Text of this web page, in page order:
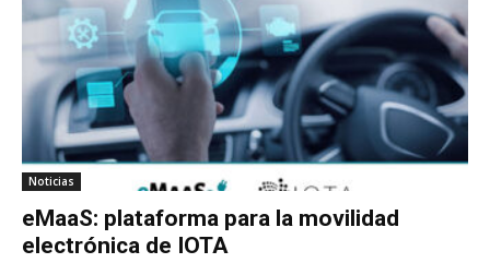
Noticias
eMaaS: plataforma para la movilidad
electrónica de IOTA